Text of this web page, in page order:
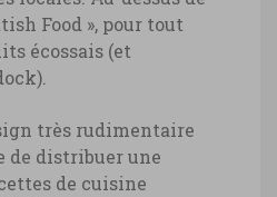
Food », pour tout
écossais (et
très rudimentaire
de distribuer une
de cuisine